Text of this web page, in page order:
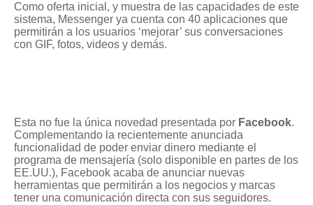
Como oferta inicial, y muestra de las capacidades de este
sistema, Messenger ya cuenta con 40 aplicaciones que
permitirán a los usuarios ‘mejorar’ sus conversaciones
con GIF, fotos, videos y demás.
Esta no fue la única novedad presentada por Facebook.
Complementando la recientemente anunciada
funcionalidad de poder enviar dinero mediante el
programa de mensajería (solo disponible en partes de los
EE.UU.), Facebook acaba de anunciar nuevas
herramientas que permitirán a los negocios y marcas
tener una comunicación directa con sus seguidores.